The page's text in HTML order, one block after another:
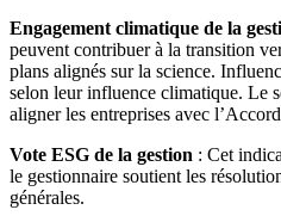
Engagement climatique de la
peuvent contribuer à la transition
plans alignés sur la science.
selon leur influence climatique. Le
aligner les entreprises avec
Vote ESG de la gestion : Cet
le gestionnaire soutient les
générales.